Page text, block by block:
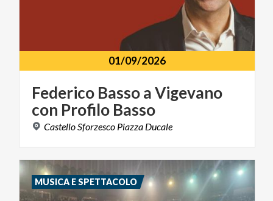
01/09/2026
Federico BassoaVigevano
con Profilo Basso
CastelloSforzesco Piazza Ducale
MUSICA E SPETTACOLO